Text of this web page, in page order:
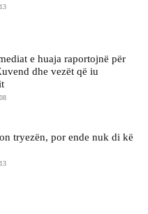
e huaja raportojnë për
dhe vezët që iu
tryezën, por ende nuk di kë